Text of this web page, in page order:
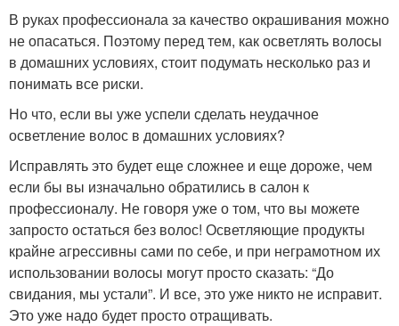
В руках профессионала за качество окрашивания можно
не опасаться. Поэтому перед тем, как осветлять волосы
в домашних условиях, стоит подумать несколько раз и
понимать все риски.
Но что, если вы уже успели сделать неудачное
осветление волос в домашних условиях?
Исправлять это будет еще сложнее и еще дороже, чем
если бы вы изначально обратились в салон к
профессионалу. Не говоря уже о том, что вы можете
запросто остаться без волос! Осветляющие продукты
крайне агрессивны сами по себе, и при неграмотном их
использовании волосы могут просто сказать: “До
свидания, мы устали”. И все, это уже никто не исправит.
Это уже надо будет просто отращивать.